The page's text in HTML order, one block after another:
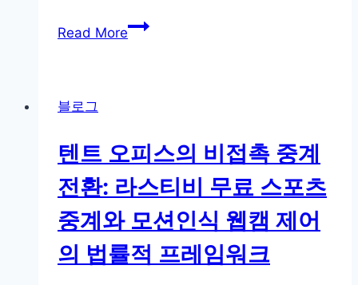
미
외
축
구
를
한
화
Read More“2
하
면
마
사
지
쿠
블로그
텐트 오피스의 비접촉 중계
전환: 라스티비 무료 스포츠
중계와 모션인식 웹캠 제어
의 법률적 프레임워크